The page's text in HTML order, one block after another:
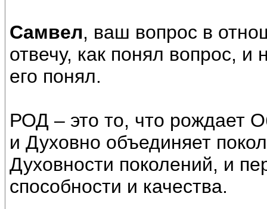
Самвел, ваш вопрос в
отвечу, как понял вопрос, и
его понял.
РОД – это то, что рождает
и Духовно объединяет
Духовности поколений, и
способности и качества.